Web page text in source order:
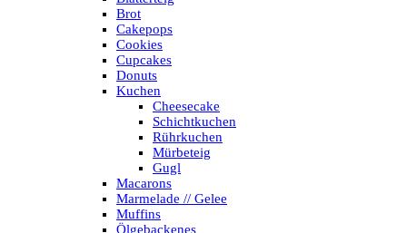
Brot
Cakepops
Cookies
Cupcakes
Donuts
Kuchen
Cheesecake
Schichtkuchen
Rührkuchen
Mürbeteig
Gugl
Macarons
Marmelade // Gelee
Muffins
Ölgebackenes